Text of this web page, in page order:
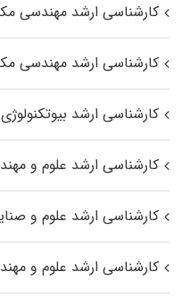
کارشناسی ارشد مهندسی
کارشناسی ارشد مهندسی
کارشناسی ارشد
کارشناسی ارشد علوم و
کارشناسی ارشد علوم و
کارشناسی ارشد علوم و